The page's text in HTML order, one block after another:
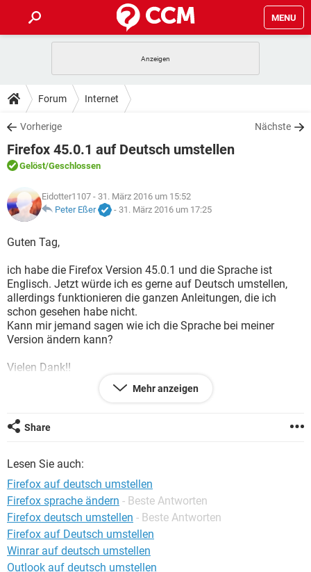
MENU
ANDROID
WINDOWS 10
WHATSAPP TIKTOK
FACEBOOK
TIPPS & TRICKS
SPIELE
WINDOWS 10
FACEBOOK HARDWARE
DOWNLOADS
SPIELE STREAMING
ANDROID
WINDOWS 10 INSTAGRAM
WHATSAPP
FACEBOOK
FORUM
ANDROID IOS
FACEBOOK HARDWARE
LEXIKON
SPIELE
ANDROID
WINDOWS 10 INSTAGRAM
WHATSAPP TIKTOK
FACEBOOK
Forum Internet
Vorherige Nächste
Firefox 45.0.1 auf Deutsch umstellen
Gelöst/Geschlossen
Eidotter1107 - 31. März 2016 um 15:52
Peter Eßer
- 31. März 2016 um 17:25
Guten Tag,
ich habe die Firefox Version 45.0.1 und die Sprache ist
Englisch. Jetzt würde ich es gerne auf Deutsch umstellen,
allerdings funktionieren die ganzen Anleitungen, die ich
schon gesehen habe nicht.
Kann mir jemand sagen wie ich die Sprache bei meiner
Version ändern kann?
Vielen Dank!!
Mehr anzeigen
Share
Lesen Sie auch:
Firefox auf deutsch umstellen
Firefox sprache ändern - Beste Antworten
Firefox deutsch umstellen - Beste Antworten
Firefox auf Deutsch umstellen
Winrar auf deutsch umstellen
Outlook auf deutsch umstellen